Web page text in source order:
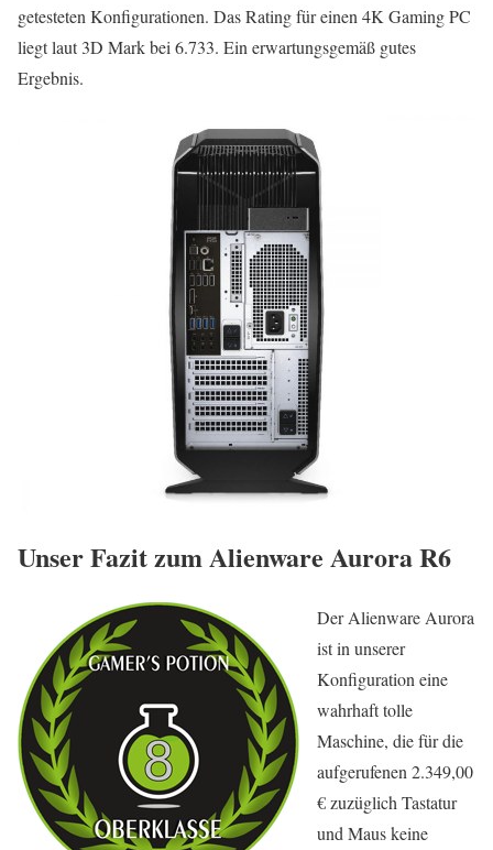
getesteten Konfigurationen. Das Rating für einen 4K Gaming PC
liegt laut 3D Mark bei 6.733. Ein erwartungsgemäß gutes
Ergebnis.
Unser Fazit zum Alienware Aurora R6
Der Alienware Aurora
ist in unserer
Konfiguration eine
wahrhaft tolle
Maschine, die für die
aufgerufenen 2.349,00
€ zuzüglich Tastatur
und Maus keine